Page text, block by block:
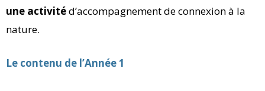
une activitéd’accompagnement de connexion à la
nature.
Le contenu de l’Année 1